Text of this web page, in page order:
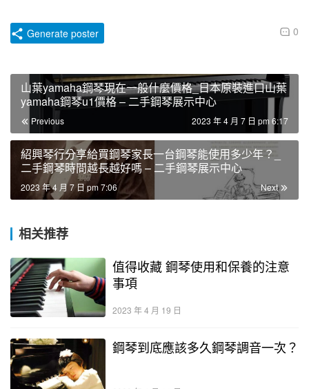
0
Generate poster
山葉yamaha鋼琴現在一般什麼價格_日本原裝進口山葉
yamaha鋼琴u1價格 – 二手鋼琴展示中心
Previous 2023 年 4 月 7 日 pm 6:17
紹興琴行分享給買鋼琴家長一台鋼琴能使用多少年？_
二手鋼琴時間越長越好嗎 – 二手鋼琴展示中心
Next
2023 年 4 月 7 日 pm 7:06
相关推荐
值得收藏 鋼琴使用和保養的注意
事項
2023 年 4 月 19 日
鋼琴到底應該多久鋼琴調音一次？